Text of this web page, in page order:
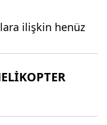
ilişkin henüz